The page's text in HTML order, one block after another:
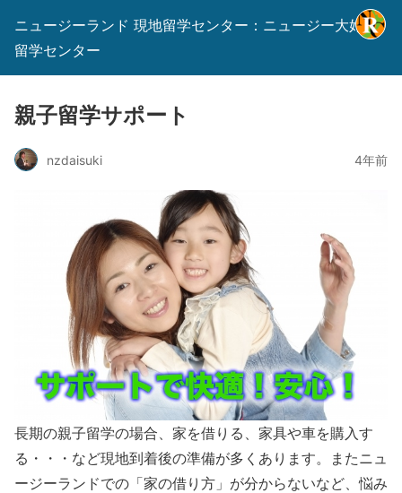
ニュージーランド 現地留学センター：ニュージー大好き
留学センター
親子留学サポート
nzdaisuki 4年前
長期の親子留学の場合、家を借りる、家具や車を購入す
る・・・など現地到着後の準備が多くあります。またニュ
ージーランドでの「家の借り方」が分からないなど、悩み